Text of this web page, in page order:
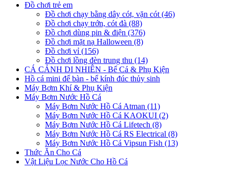
Đồ chơi trẻ em
Đồ chơi chạy bằng dây cót, vặn cót (46)
Đồ chơi chạy trớn, cót đà (88)
Đồ chơi dùng pin & điện (376)
Đồ chơi mặt nạ Halloween (8)
Đồ chơi vỉ (156)
Đồ chơi lồng đèn trung thu (14)
CÁ CẢNH DI NHIÊN - Bể Cá & Phụ Kiện
Hồ cá mini để bàn - bể kính đúc thủy sinh
Máy Bơm Khí & Phụ Kiện
Máy Bơm Nước Hồ Cá
Máy Bơm Nước Hồ Cá Atman (11)
Máy Bơm Nước Hồ Cá KAOKUI (2)
Máy Bơm Nước Hồ Cá Lifetech (8)
Máy Bơm Nước Hồ Cá RS Electrical (8)
Máy Bơm Nước Hồ Cá Vipsun Fish (13)
Thức Ăn Cho Cá
Vật Liệu Lọc Nước Cho Hồ Cá